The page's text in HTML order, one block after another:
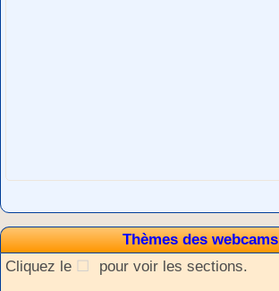
Thèmes des webcams
Cliquez le
pour voir les sections.